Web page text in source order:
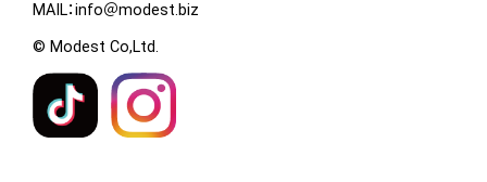
MAIL：info＠modest.biz
© Modest Co,Ltd.